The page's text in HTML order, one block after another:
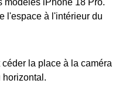
modèles iPhone 18 Pro.
l'espace à l'intérieur du
la place à la caméra
horizontal.